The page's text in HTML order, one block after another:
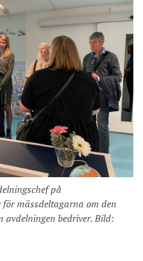
på
mässdeltagarna om den
avdelningen bedriver. Bild: